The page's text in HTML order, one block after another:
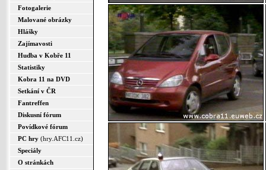
Fotogalerie
Malované obrázky
Hlášky
Zajímavosti
Hudba v Kobře 11
Statistiky
Kobra 11 na DVD
Setkání v ČR
Fantreffen
Diskusní fórum
Povídkové fórum
PC hry (hry.AFC11.cz)
Speciály
O stránkách